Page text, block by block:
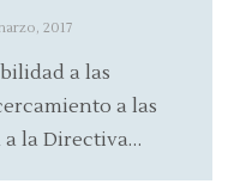
2017
a las
a las
a la Directiva…